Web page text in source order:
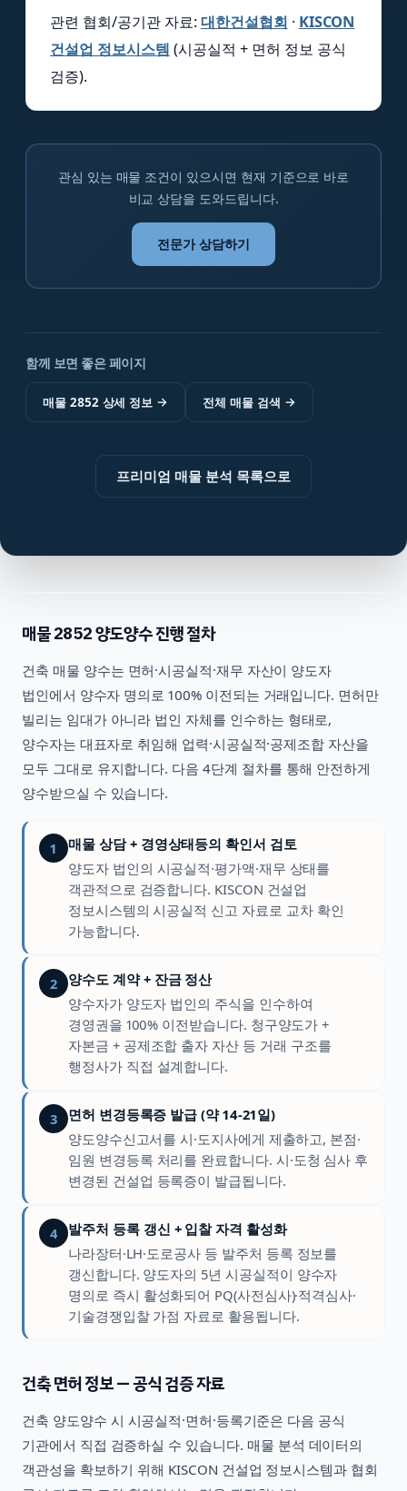
관련 협회/공기관 자료:대한건설협회 · KISCON
건설업 정보시스템 (시공실적 + 면허 정보 공식
검증).
관심 있는 매물 조건이 있으시면 현재 기준으로 바로
비교 상담을 도와드립니다.
전문가 상담하기
함께 보면 좋은 페이지
매물 2852 상세 정보 → 전체 매물 검색 →
프리미엄 매물 분석 목록으로
매물2852양도양수 진행 절차
건축 매물 양수는 면허·시공실적·재무 자산이 양도자
법인에서 양수자 명의로 100% 이전되는 거래입니다. 면허만
빌리는 임대가 아니라 법인 자체를 인수하는 형태로,
양수자는 대표자로 취임해 업력·시공실적·공제조합 자산을
모두 그대로 유지합니다. 다음 4단계 절차를 통해 안전하게
양수받으실 수 있습니다.
1
매물 상담 + 경영상태등의 확인서 검토
양도자 법인의 시공실적·평가액·재무 상태를
객관적으로 검증합니다. KISCON 건설업
정보시스템의 시공실적 신고 자료로 교차 확인
가능합니다.
2
양수도 계약 + 잔금 정산
양수자가 양도자 법인의 주식을 인수하여
경영권을 100% 이전받습니다. 청구양도가 +
자본금 + 공제조합 출자 자산 등 거래 구조를
행정사가 직접 설계합니다.
3
면허 변경등록증 발급 (약 14-21일)
양도양수신고서를 시·도지사에게 제출하고, 본점·
임원 변경등록 처리를 완료합니다. 시·도청 심사 후
변경된 건설업 등록증이 발급됩니다.
4
발주처 등록 갱신 + 입찰 자격 활성화
나라장터·LH·도로공사 등 발주처 등록 정보를
갱신합니다. 양도자의 5년 시공실적이 양수자
명의로 즉시 활성화되어 PQ(사전심사)·적격심사·
기술경쟁입찰 가점 자료로 활용됩니다.
건축면허 정보 — 공식 검증 자료
건축 양도양수 시 시공실적·면허·등록기준은 다음 공식
기관에서 직접 검증하실 수 있습니다. 매물 분석 데이터의
객관성을 확보하기 위해 KISCON 건설업 정보시스템과 협회